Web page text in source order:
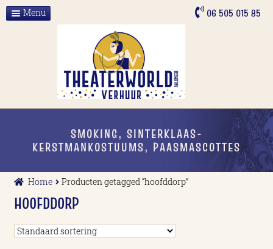
06 505 015 85
Ga
GaMenu
ALLE VERHUUR
SMOKING, SINTERKLAAS-
KERSTMANKOSTUUMS, PAASMASCOTTES
Home Producten getagged “hoofddorp”
HOOFDDORP